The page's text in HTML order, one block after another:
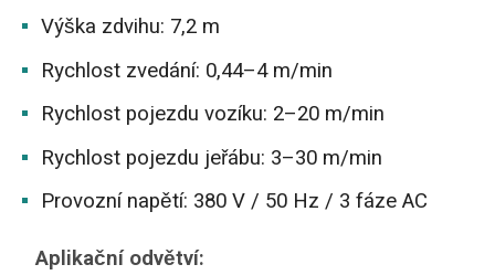
Výška zdvihu: 7,2 m
Rychlost zvedání: 0,44–4 m/min
Rychlost pojezdu vozíku: 2–20 m/min
Rychlost pojezdu jeřábu: 3–30 m/min
Provozní napětí: 380 V / 50 Hz / 3 fáze AC
Aplikační odvětví: